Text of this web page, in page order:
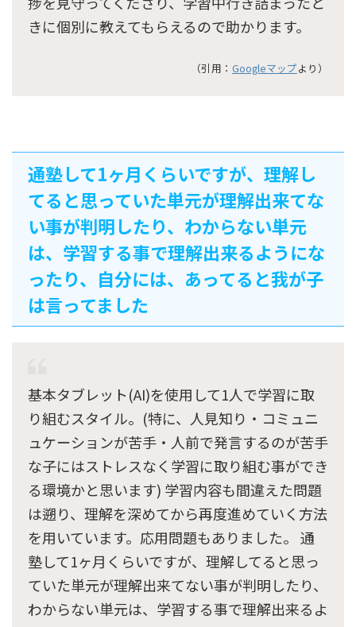
きに個別に教えてもらえるので助かります。
（引用： Googleマップより）
通塾して1ヶ月くらいですが、理解し
てると思っていた単元が理解出来てな
い事が判明したり、わからない単元
は、学習する事で理解出来るようにな
ったり、自分には、あってると我が子
は言ってました
基本タブレット(AI)を使用して1人で学習に取
り組むスタイル。(特に、人見知り・コミュニ
ュケーションが苦手・人前で発言するのが苦手
な子にはストレスなく学習に取り組む事ができ
る環境かと思います) 学習内容も間違えた問題
は遡り、理解を深めてから再度進めていく方法
を用いています。応用問題もありました。 通
塾して1ヶ月くらいですが、理解してると思っ
ていた単元が理解出来てない事が判明したり、
わからない単元は、学習する事で理解出来るよ